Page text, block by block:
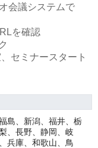
会議システムで
を確認
セミナースタート
島、新潟、福井、栃
、長野、静岡、岐
兵庫、和歌山、鳥